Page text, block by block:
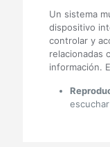
Un sistema
dispositivo
controlar y
relacionadas
información.